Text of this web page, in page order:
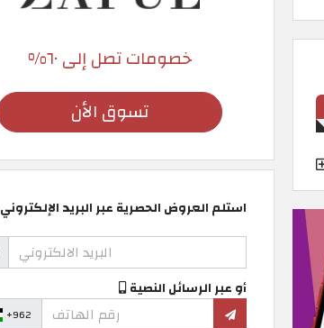
خصومات تصل إلى ٦٠%
تسوق الأن
استلم العروض الحصرية عبر البريد الإلكتروني
أو عبر الرسائل النصية
+962